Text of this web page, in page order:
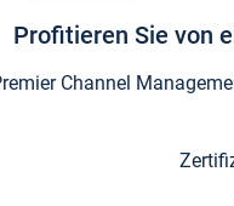
Profitieren Sie von
Channel